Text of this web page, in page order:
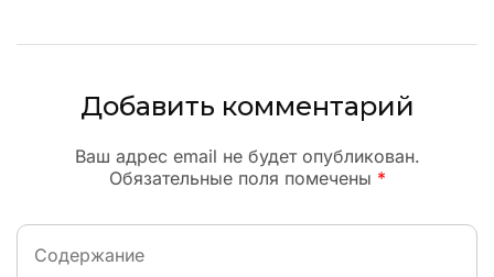
Добавить комментарий
Ваш адрес email не будет опубликован.
Обязательные поля помечены *